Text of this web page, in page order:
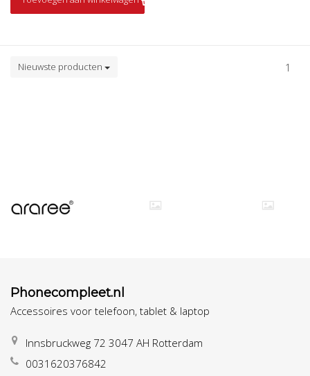
Nieuwste producten 1
Phonecompleet.nl
Accessoires voor telefoon, tablet & laptop
Innsbruckweg 72 3047 AH Rotterdam
0031620376842